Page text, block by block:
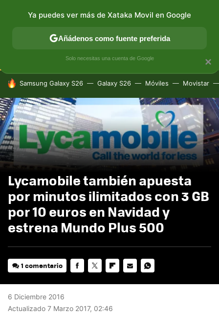
CONECTIVIDAD MÓVIL Y SOCIEDAD APLICACIONES
HOY SE HABLA DE
Samsung Galaxy S26 Galaxy S26 Móviles Movistar
Lycamobile también apuesta
por minutos ilimitados con 3 GB
por 10 euros en Navidad y
estrena Mundo Plus 500
1 comentario
6 Diciembre 2016
Actualizado 7 Marzo 2017, 02:46
×
Ya puedes ver más de Xataka Movil en Google
Añádenos como fuente preferida
Solo necesitas una cuenta de Google